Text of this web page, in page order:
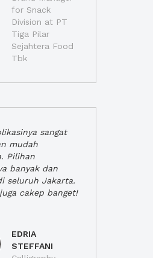
for Snack
Division at PT
Tiga Pilar
Sejahtera Food
Tbk
sangat
mudah
Pilihan
banyak dan
seluruh Jakarta.
cakep banget!
EDRIA
STEFFANI